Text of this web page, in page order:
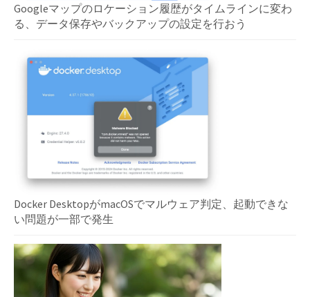
Googleマップのロケーション履歴がタイムラインに変わ
る、データ保存やバックアップの設定を行おう
Docker DesktopがmacOSでマルウェア判定、起動できな
い問題が一部で発生